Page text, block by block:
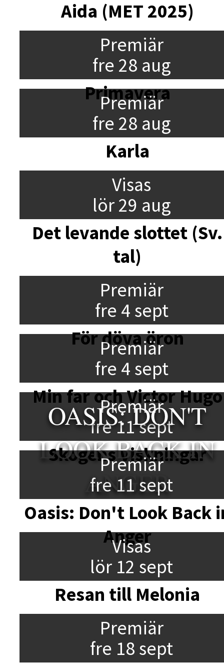
Aida (MET 2025)
Premiär
fre 28 aug
Primavera
Premiär
fre 28 aug
Karla
Visas
lör 29 aug
Det levande slottet (Sv.
tal)
Premiär
fre 4 sept
För döva öron
Premiär
fre 4 sept
Min far och Victor Hugo
Premiär
fre 11 sept
Skogens viskningar
OASIS: DON'T
LOOK BACK IN
ANGER
Premiär
fre 11 sept
Oasis: Don't Look Back
Anger
Visas
lör 12 sept
Resan till Melonia
Premiär
fre 18 sept